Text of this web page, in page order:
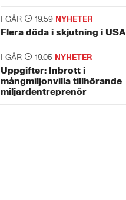
I GÅR 19.59 NYHETER
Flera döda i skjutning i USA
I GÅR 19.05 NYHETER
Uppgifter: Inbrott i
mångmiljonvilla tillhörande
miljardentreprenör